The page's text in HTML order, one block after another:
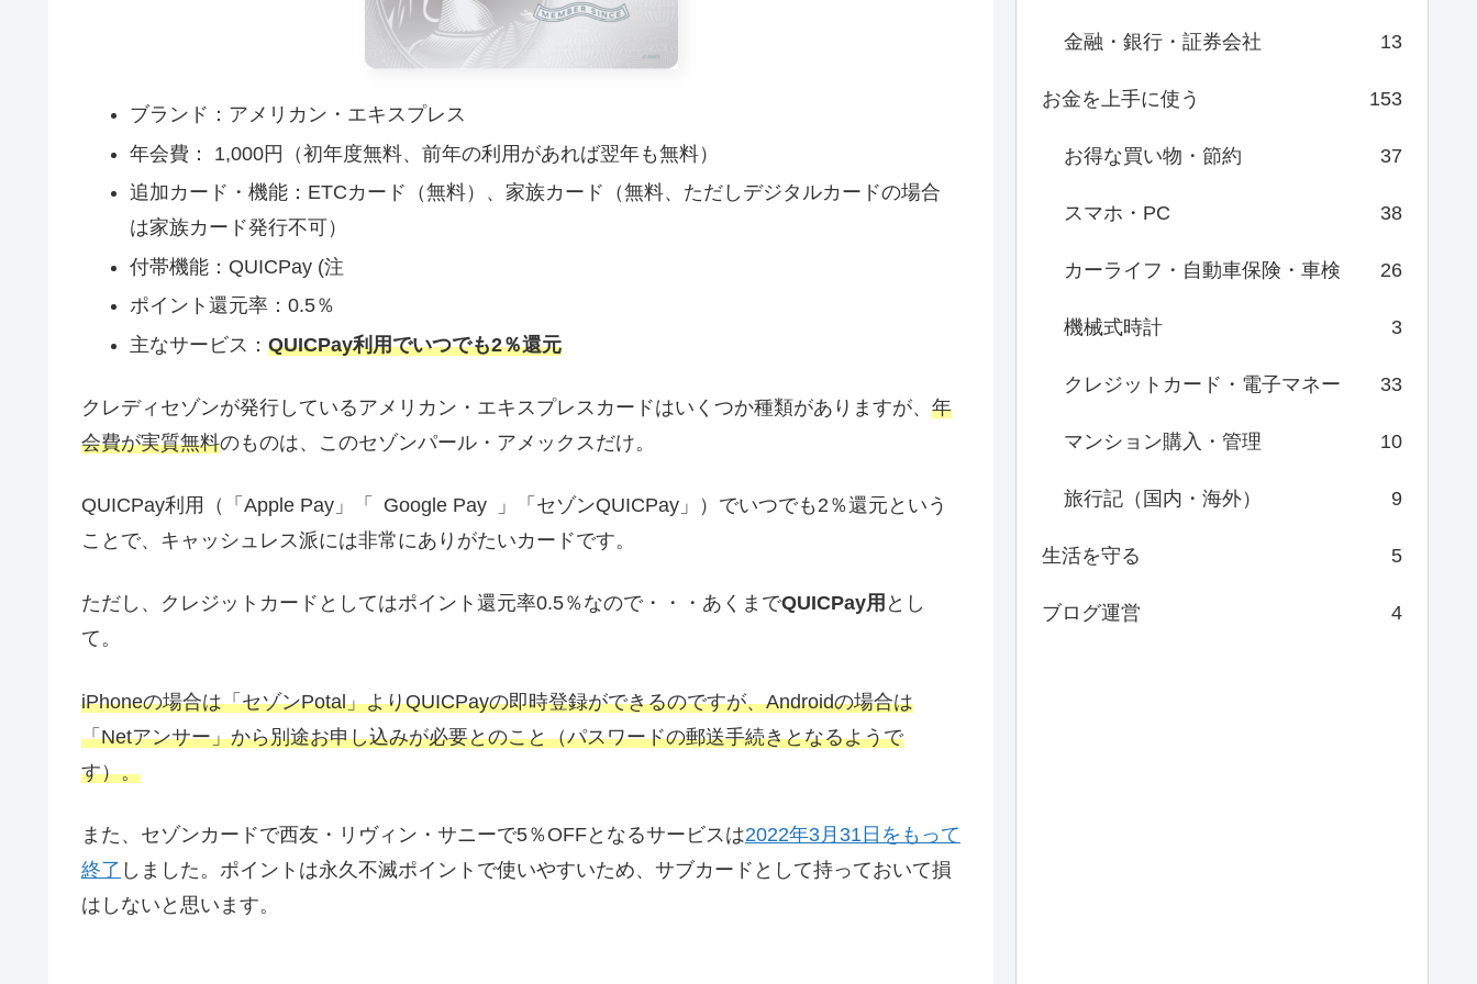
ブランド：アメリカン・エキスプレス
年会費： 1,000円（初年度無料、前年の利用があれば翌年も無料）
追加カード・機能：ETCカード（無料）、家族カード（無料、ただしデジタルカードの場合
は家族カード発行不可）
付帯機能：QUICPay (注
ポイント還元率：0.5％
主なサービス： QUICPay利用でいつでも2％還元
クレディセゾンが発行しているアメリカン・エキスプレスカードはいくつか種類がありますが、 年
会費が実質無料のものは、このセゾンパール・アメックスだけ。
QUICPay利用（「Apple Pay」「 Google Pay 」「セゾンQUICPay」）でいつでも2％還元という
ことで、キャッシュレス派には非常にありがたいカードです。
ただし、クレジットカードとしてはポイント還元率0.5％なので・・・あくまでQUICPay用 とし
て。
iPhoneの場合は「セゾンPotal」よりQUICPayの即時登録ができるのですが、Androidの場合は
「Netアンサー」から別途お申し込みが必要とのこと（パスワードの郵送手続きとなるようで
す）。
また、セゾンカードで西友・リヴィン・サニーで5％OFFとなるサービスは2022年3月31日をもって
終了 しました。ポイントは永久不滅ポイントで使いやすいため、サブカードとして持っておいて損
はしないと思います。
金融・銀行・証券会社 13
お金を上手に使う 153
お得な買い物・節約 37
スマホ・PC 38
カーライフ・自動車保険・車検 26
機械式時計 3
クレジットカード・電子マネー 33
マンション購入・管理 10
旅行記（国内・海外） 9
生活を守る 5
ブログ運営 4